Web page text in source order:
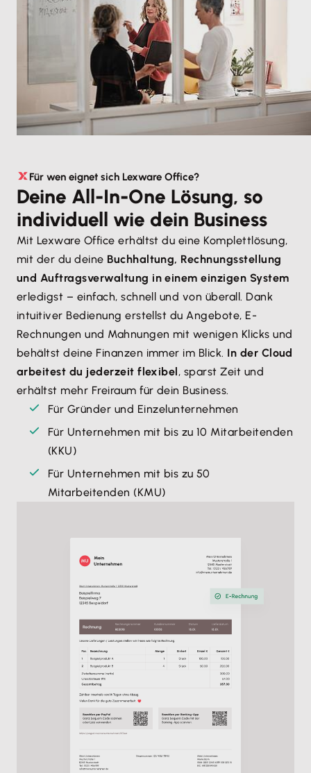
Für wen eignet sich Lexware Office?
Deine All-In-One Lösung, so
individuell wie dein Business
Mit Lexware Office erhältst du eine Komplettlösung,
mit der du deine Buchhaltung, Rechnungsstellung
und Auftragsverwaltung in einem einzigen System
erledigst – einfach, schnell und von überall. Dank
intuitiver Bedienung erstellst du Angebote, E-
Rechnungen und Mahnungen mit wenigen Klicks und
behältst deine Finanzen immer im Blick. In der Cloud
arbeitest du jederzeit flexibel, sparst Zeit und
erhältst mehr Freiraum für dein Business.
Für Gründer und Einzelunternehmen
Für Unternehmen mit bis zu 10 Mitarbeitenden
(KKU)
Für Unternehmen mit bis zu 50
Mitarbeitenden (KMU)